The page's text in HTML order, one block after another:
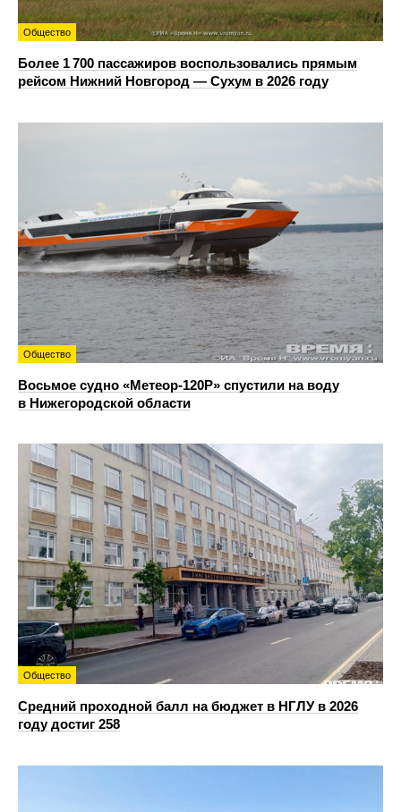
Общество
Более 1 700 пассажиров воспользовались прямым
рейсом Нижний Новгород — Сухум в 2026 году
Общество
Восьмое судно «Метеор-120Р» спустили на воду
в Нижегородской области
Общество
Средний проходной балл на бюджет в НГЛУ в 2026
году достиг 258